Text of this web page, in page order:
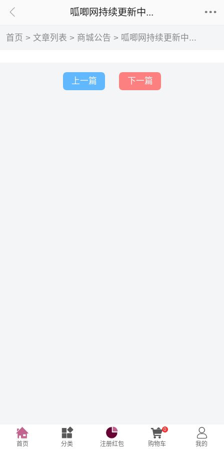
呱唧网持续更新中...
首页 > 文章列表 > 商城公告 > 呱唧网持续更新中...
上一篇 下一篇
首页 分类 注册红包
0
购物车 我的